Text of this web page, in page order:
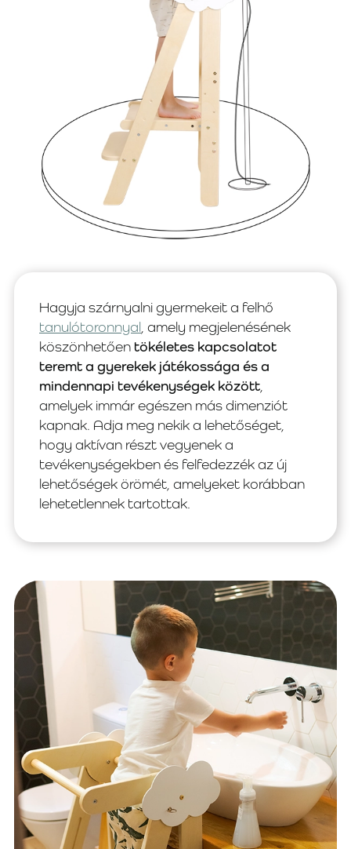
Hagyja szárnyalni gyermekeit a felhő
tanulótoronnyal, amely megjelenésének
köszönhetőentökéletes kapcsolatot
teremt a gyerekek játékossága és a
mindennapi tevékenységek között,
amelyek immár egészen más dimenziót
kapnak. Adja meg nekik a lehetőséget,
hogy aktívan részt vegyenek a
tevékenységekben és felfedezzék az új
lehetőségek örömét, amelyeket korábban
lehetetlennek tartottak.